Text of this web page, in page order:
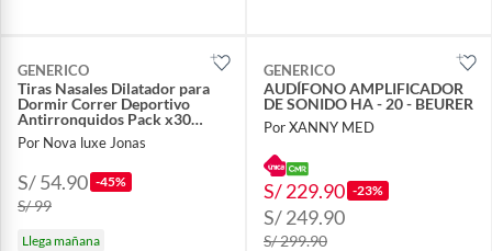
GENERICO
Tiras Nasales Dilatador para
Dormir Correr Deportivo
Antirronquidos Pack x30
Negro
Por Nova luxe Jonas
S/ 54.90 -45%
S/ 99
Llega mañana
GENERICO
AUDÍFONO AMPLIFICADOR
DE SONIDO HA - 20 - BEURER
Por XANNY MED
S/ 229.90 -23%
S/ 249.90
S/ 299.90